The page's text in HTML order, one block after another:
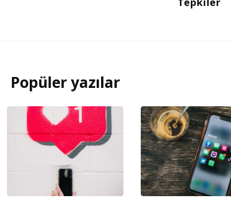
Popüler yazılar